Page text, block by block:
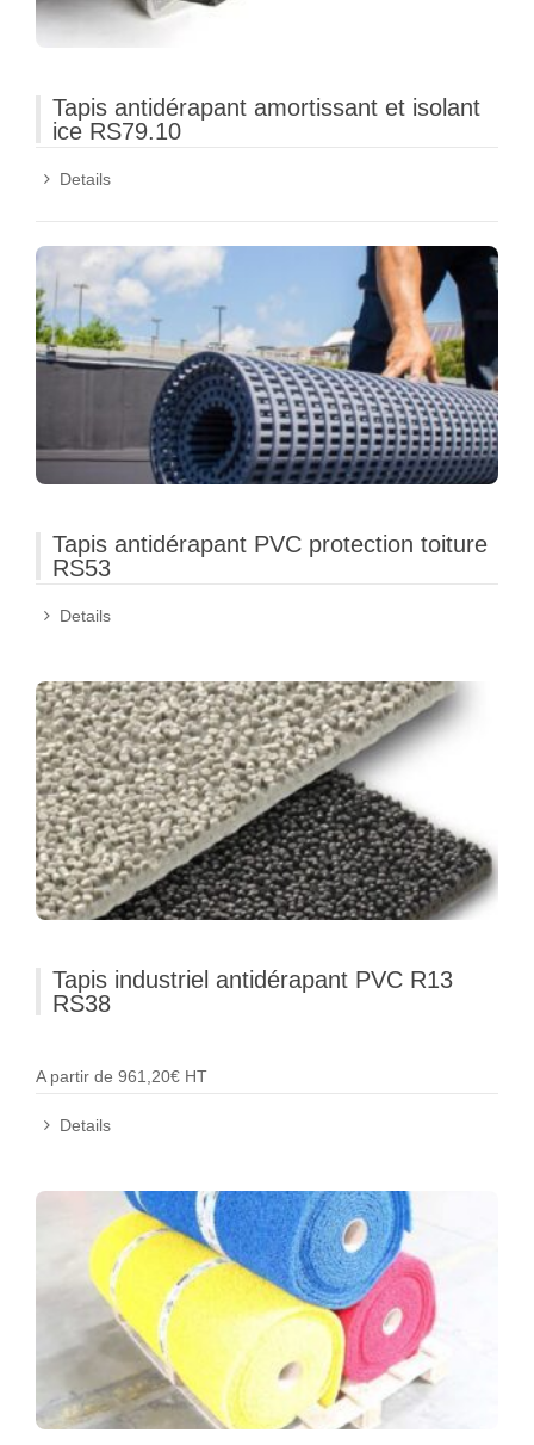
Tapis antidérapant amortissant et isolant
ice RS79.10
Details
Tapis antidérapant PVC protection toiture
RS53
Details
Tapis industriel antidérapant PVC R13
RS38
A partir de 961,20€ HT
Details